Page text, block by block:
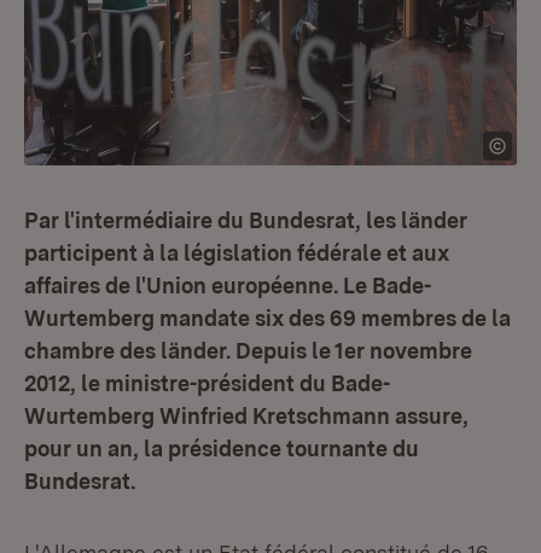
Par l'intermédiaire du Bundesrat, les länder
participent à la législation fédérale et aux
affaires de l'Union européenne. Le Bade-
Wurtemberg mandate six des 69 membres de la
chambre des länder. Depuis le 1er novembre
2012, le ministre-président du Bade-
Wurtemberg Winfried Kretschmann assure,
pour un an, la présidence tournante du
Bundesrat.